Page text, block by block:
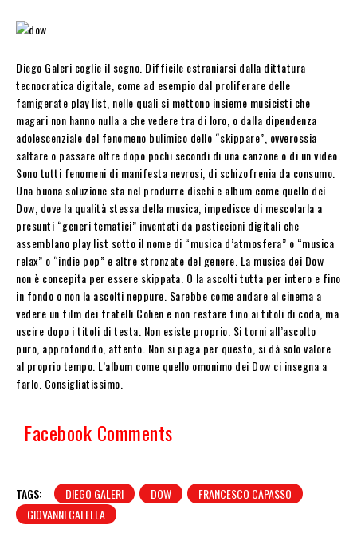
Diego Galeri coglie il segno. Difficile estraniarsi dalla dittatura
tecnocratica digitale, come ad esempio dal proliferare delle
famigerate play list, nelle quali si mettono insieme musicisti che
magari non hanno nulla a che vedere tra di loro, o dalla dipendenza
adolescenziale del fenomeno bulimico dello “skippare”, ovverossia
saltare o passare oltre dopo pochi secondi di una canzone o di un video.
Sono tutti fenomeni di manifesta nevrosi, di schizofrenia da consumo.
Una buona soluzione sta nel produrre dischi e album come quello dei
Dow, dove la qualità stessa della musica, impedisce di mescolarla a
presunti “generi tematici” inventati da pasticcioni digitali che
assemblano play list sotto il nome di “musica d’atmosfera” o “musica
relax” o “indie pop” e altre stronzate del genere. La musica dei Dow
non è concepita per essere skippata. O la ascolti tutta per intero e fino
in fondo o non la ascolti neppure. Sarebbe come andare al cinema a
vedere un film dei fratelli Cohen e non restare fino ai titoli di coda, ma
uscire dopo i titoli di testa. Non esiste proprio. Si torni all’ascolto
puro, approfondito, attento. Non si paga per questo, si dà solo valore
al proprio tempo. L’album come quello omonimo dei Dow ci insegna a
farlo. Consigliatissimo.
Facebook Comments
TAGS: DIEGO GALERI DOW
FRANCESCO CAPASSO
GIOVANNI CALELLA